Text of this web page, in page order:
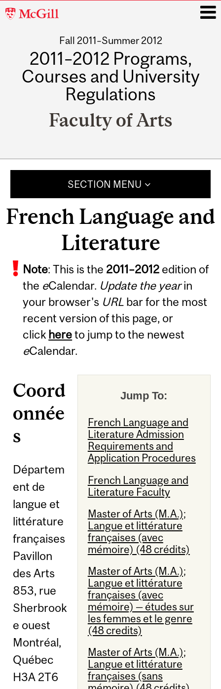
McGill
Fall 2011–Summer 2012
2011–2012 Programs,
Courses and University
Regulations
Faculty of Arts
SECTION MENU
French Language and
Literature
Note: This is the 2011–2012 edition of
the eCalendar. Update the yearin
your browser's URL bar for the most
recent version of this page, or
click hereto jump to the newest
eCalendar.
Jump To:
French Language and
Literature Admission
Requirements and
Application Procedures
French Language and
Literature Faculty
Master of Arts (M.A.);
Langue et littérature
françaises (avec
mémoire) (48 crédits)
Master of Arts (M.A.);
Langue et littérature
françaises (avec
mémoire) — études sur
les femmes et le genre
(48 credits)
Master of Arts (M.A.);
Langue et littérature
françaises (sans
Coord
onnée
s
Départem
ent de
langue et
littérature
françaises
Pavillon
des Arts
853, rue
Sherbrook
e ouest
Montréal,
Québec
H3A 2T6